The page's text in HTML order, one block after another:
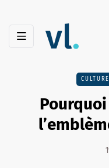
CULTURE